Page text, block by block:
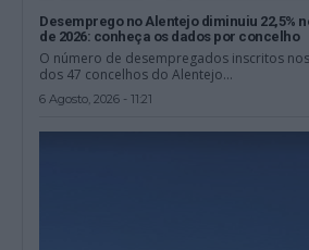
Desemprego no Alentejo diminuiu 22,5%
de 2026: conheça os dados por concelho
O número de desempregados inscritos
dos 47 concelhos do Alentejo...
6 Agosto, 2026 - 11:21